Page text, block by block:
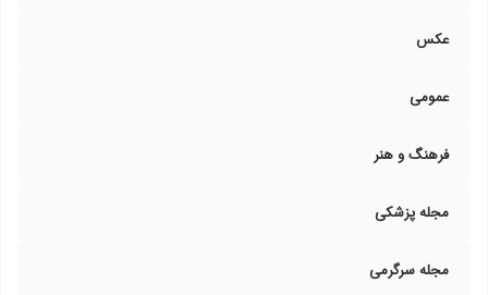
عکس
عمومی
فرهنگ و هنر
مجله پزشکی
مجله سرگرمی